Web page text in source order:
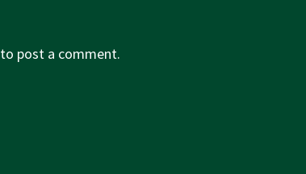
to post a comment.